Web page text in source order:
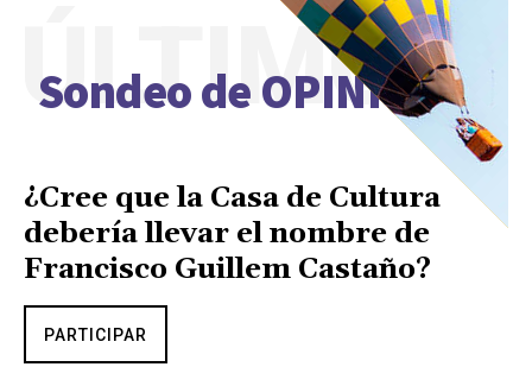
Sondeo de OPINIÓN
ÚLTIMO
¿Cree que la Casa de Cultura
debería llevar el nombre de
Francisco Guillem Castaño?
PARTICIPAR